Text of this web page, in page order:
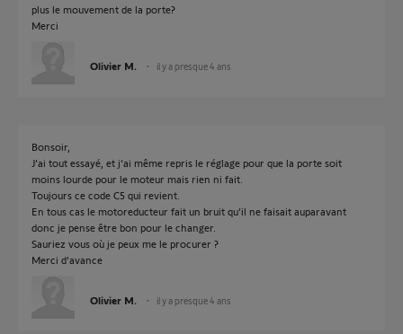
plus le mouvement de la porte?
Merci
Olivier M. il y a presque 4 ans
Bonsoir,
J’ai tout essayé, et j’ai même repris le réglage pour que la porte soit
moins lourde pour le moteur mais rien ni fait.
Toujours ce code C5 qui revient.
En tous cas le motoreducteur fait un bruit qu’il ne faisait auparavant
donc je pense être bon pour le changer.
Sauriez vous où je peux me le procurer ?
Merci d’avance
Olivier M. il y a presque 4 ans